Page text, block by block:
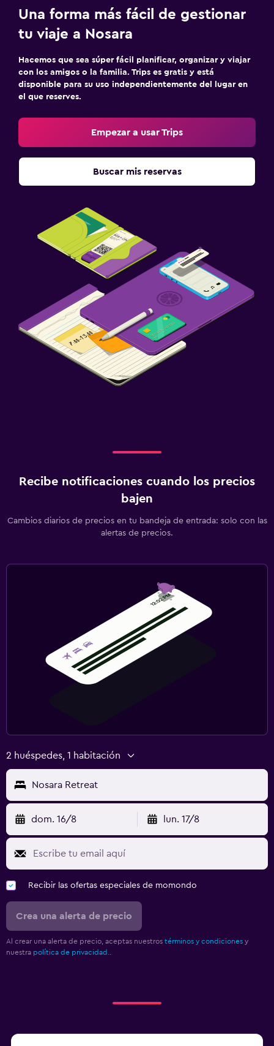
Una forma más fácil de gestionar
tu viaje a Nosara
Hacemos que sea súper fácil planificar, organizar y viajar
con los amigos o la familia. Trips es gratis y está
disponible para su uso independientemente del lugar en
el que reserves.
Empezar a usar Trips
Buscar mis reservas
Recibe notificaciones cuando los precios
bajen
Cambios diarios de precios en tu bandeja de entrada: solo con las
alertas de precios.
2 huéspedes, 1 habitación
Nosara Retreat
dom. 16/8 lun. 17/8
Recibir las ofertas especiales de momondo
Crea una alerta de precio
Al crear una alerta de precio, aceptas nuestros términos y condiciones y
nuestra política de privacidad.